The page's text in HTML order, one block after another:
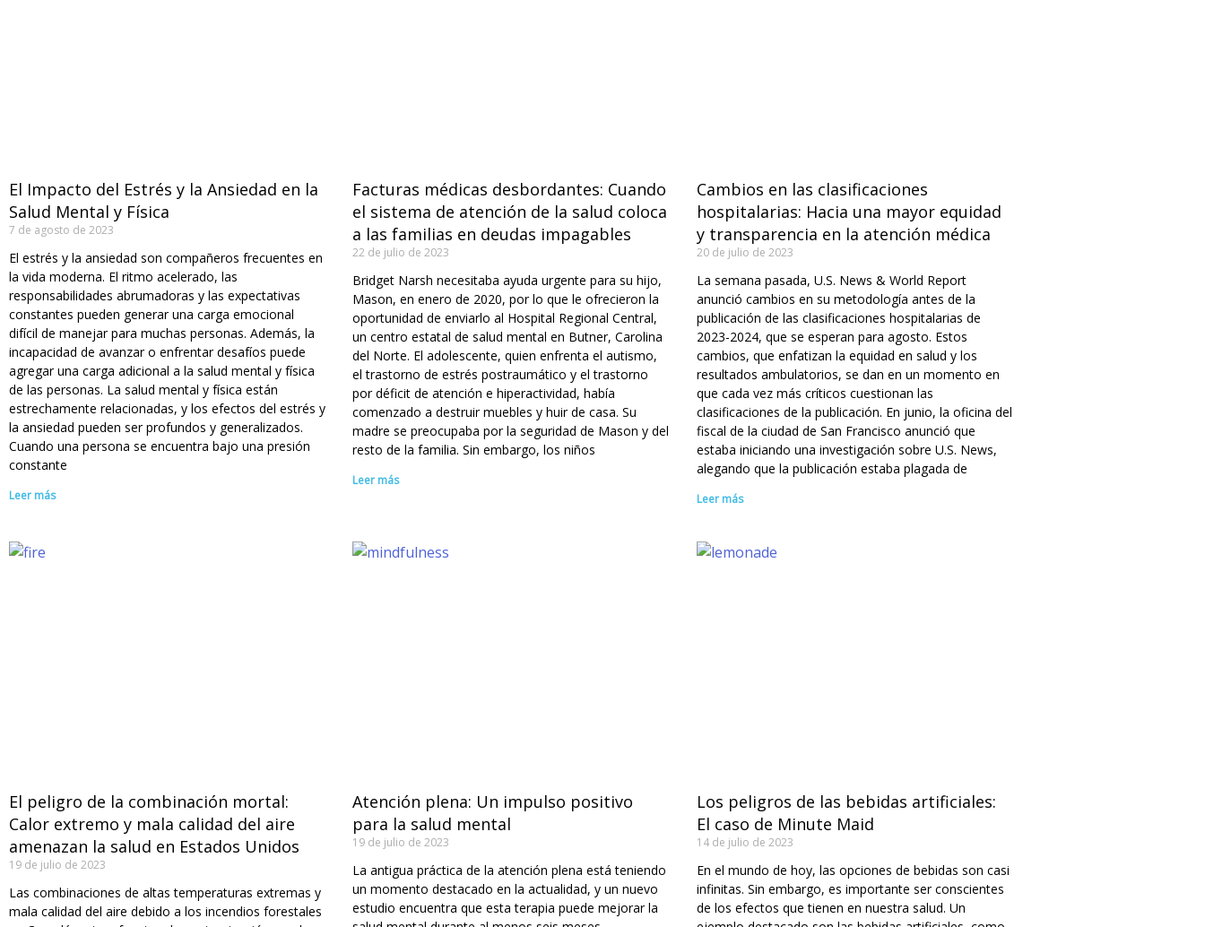
El Impacto del Estrés y la Ansiedad en la
Salud Mental y Física
7 de agosto de 2023
El estrés y la ansiedad son compañeros frecuentes en
la vida moderna. El ritmo acelerado, las
responsabilidades abrumadoras y las expectativas
constantes pueden generar una carga emocional
difícil de manejar para muchas personas. Además, la
incapacidad de avanzar o enfrentar desafíos puede
agregar una carga adicional a la salud mental y física
de las personas. La salud mental y física están
estrechamente relacionadas, y los efectos del estrés y
la ansiedad pueden ser profundos y generalizados.
Cuando una persona se encuentra bajo una presión
constante
Leer más
Facturas médicas desbordantes: Cuando
el sistema de atención de la salud coloca
a las familias en deudas impagables
22 de julio de 2023
Bridget Narsh necesitaba ayuda urgente para su hijo,
Mason, en enero de 2020, por lo que le ofrecieron la
oportunidad de enviarlo al Hospital Regional Central,
un centro estatal de salud mental en Butner, Carolina
del Norte. El adolescente, quien enfrenta el autismo,
el trastorno de estrés postraumático y el trastorno
por déficit de atención e hiperactividad, había
comenzado a destruir muebles y huir de casa. Su
madre se preocupaba por la seguridad de Mason y del
resto de la familia. Sin embargo, los niños
Leer más
Cambios en las clasificaciones
hospitalarias: Hacia una mayor equidad
y transparencia en la atención médica
20 de julio de 2023
La semana pasada, U.S. News & World Report
anunció cambios en su metodología antes de la
publicación de las clasificaciones hospitalarias de
2023-2024, que se esperan para agosto. Estos
cambios, que enfatizan la equidad en salud y los
resultados ambulatorios, se dan en un momento en
que cada vez más críticos cuestionan las
clasificaciones de la publicación. En junio, la oficina del
fiscal de la ciudad de San Francisco anunció que
estaba iniciando una investigación sobre U.S. News,
alegando que la publicación estaba plagada de
Leer más
El peligro de la combinación mortal:
Calor extremo y mala calidad del aire
amenazan la salud en Estados Unidos
19 de julio de 2023
Las combinaciones de altas temperaturas extremas y
mala calidad del aire debido a los incendios forestales
Atención plena: Un impulso positivo
para la salud mental
19 de julio de 2023
La antigua práctica de la atención plena está teniendo
un momento destacado en la actualidad, y un nuevo
estudio encuentra que esta terapia puede mejorar la
Los peligros de las bebidas artificiales:
El caso de Minute Maid
14 de julio de 2023
En el mundo de hoy, las opciones de bebidas son casi
infinitas. Sin embargo, es importante ser conscientes
de los efectos que tienen en nuestra salud. Un